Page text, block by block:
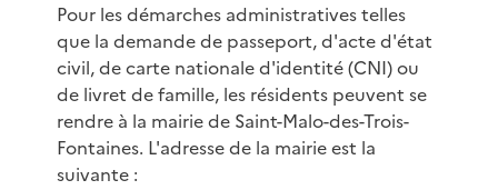
Pour les démarches administratives telles
que la demande de passeport, d'acte d'état
civil, de carte nationale d'identité (CNI) ou
de livret de famille, les résidents peuvent se
rendre à la mairie de Saint-Malo-des-Trois-
Fontaines. L'adresse de la mairie est la
suivante :